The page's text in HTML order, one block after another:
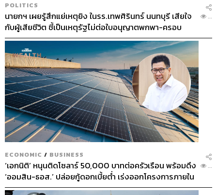
POLITICS
นายกฯ เผยรู้สึกแย่เหตุยิง ในรร.เทพศิรินทร์ นนทบุรี เสียใจ
กับผู้เสียชีวิต ชี้เป็นเหตุรัฐไม่ต่อใบอนุญาตพกพา-ครอบ
ครองปืน
...
ECONOMIC / BUSINESS
‘เอกนิติ’ หนุนติดโซลาร์ 50,000 บาทต่อครัวเรือน พร้อมดึง
‘ออมสิน-ธอส.’ ปล่อยกู้ดอกเบี้ยต่ำ เร่งออกโครงการภายใน
1 เดือน
...